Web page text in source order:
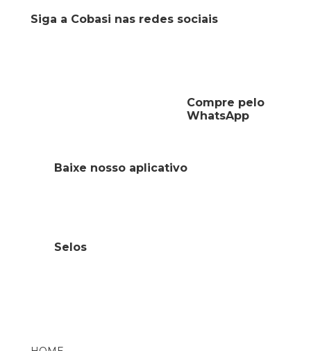
Siga a Cobasi nas redes sociais
Compre pelo
WhatsApp
Baixe nosso aplicativo
Selos